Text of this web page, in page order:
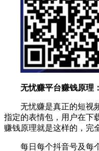
无忧赚平台赚钱原理：
无忧赚是真正的短视
指定的表情包，用户在下
赚钱原理就是这样的，完
每日每个抖音号及每